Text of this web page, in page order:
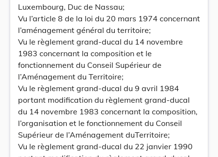
Luxembourg, Duc de Nassau;
Vu l’article 8 de la loi du 20 mars 1974 concernant
l’aménagement général du territoire;
Vu le règlement grand-ducal du 14 novembre
1983 concernant la composition et le
fonctionnement du Conseil Supérieur de
l’Aménagement du Territoire;
Vu le règlement grand-ducal du 9 avril 1984
portant modification du règlement grand-ducal
du 14 novembre 1983 concernant la composition,
l’organisation et le fonctionnement du Conseil
Supérieur de l’Aménagement duTerritoire;
Vu le règlement grand-ducal du 22 janvier 1990